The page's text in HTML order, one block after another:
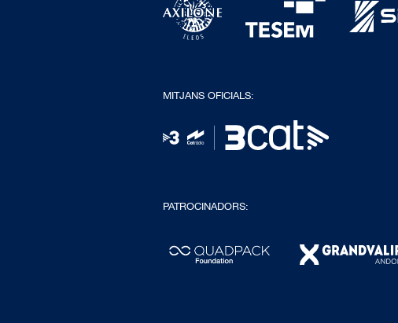
MITJANS OFICIALS:
PATROCINADORS: